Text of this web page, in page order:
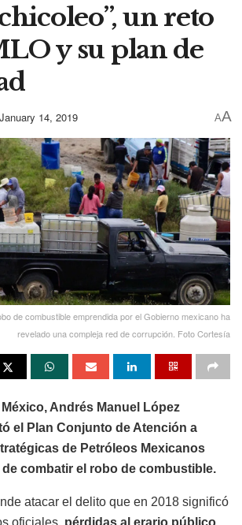
un reto
y su plan de
January 14, 2019 AA
de combustible emprendida por el Gobierno mexicano ha
revelado una compleja red de corrupción. Foto Cortesía
Andrés Manuel López
el Plan Conjunto de Atención a
de Petróleos Mexicanos
combatir el robo de combustible.
atacar el delito que en 2018 significó